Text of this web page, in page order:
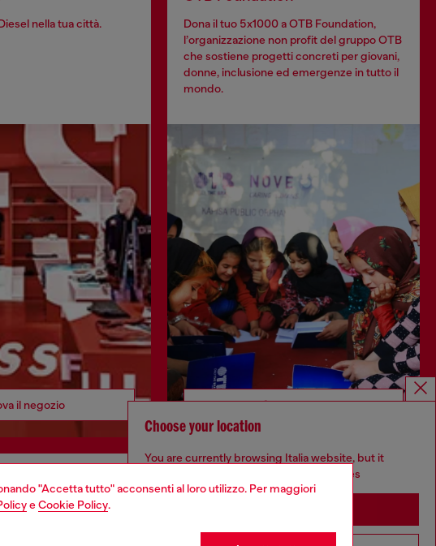
"Accetta tutto" acconsenti al loro utilizzo. Per maggiori
eCookie Policy.
nella tua città.
il negozio
Dona il tuo 5x1000 a OTB Foundation,
l’organizzazione non profit del gruppo OTB
che sostiene progetti concreti per giovani,
donne, inclusione ed emergenze in tutto il
mondo.
Scopri di più
CORPORATE
Choose your location
You are currently browsing Italia website, but it
seems you may be based in United States